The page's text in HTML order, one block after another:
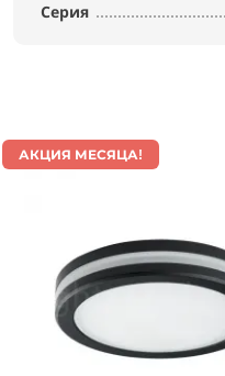
Серия
АКЦИЯ МЕСЯЦА!